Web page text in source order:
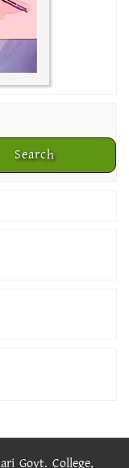
Search
Govt. College,